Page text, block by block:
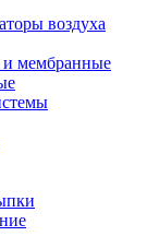
воздуха
и мембранные